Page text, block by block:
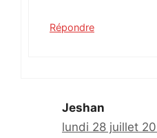
Répondre
Jeshan
lundi 28 juillet